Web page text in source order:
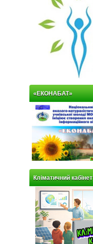
«ЕКОНАБАТ»
Кліматичний кабінет